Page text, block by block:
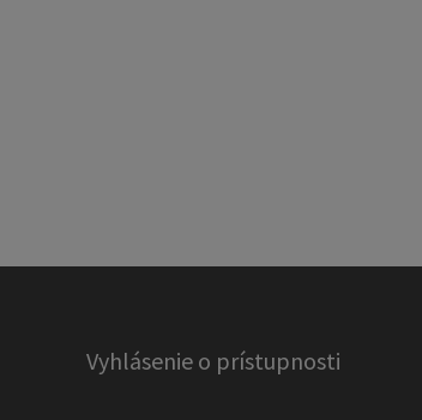
Vyhlásenie o prístupnosti